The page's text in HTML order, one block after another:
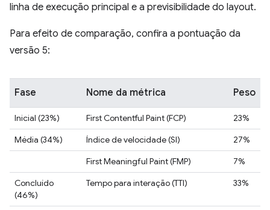
linha de execução principal e a previsibilidade do layout.
Para efeito de comparação, confira a pontuação da
versão 5:
Fase Nome da métrica Peso
Inicial (23%) First Contentful Paint (FCP)
23%
Média (34%)
Índice de velocidade (SI)
27%
First Meaningful Paint (FMP)
7%
Concluído
(46%)
Tempo para interação (TTI) 33%